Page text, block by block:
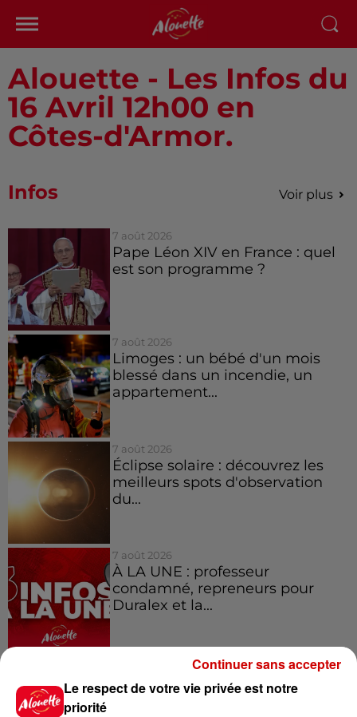
Alouette - Les Infos du
16 Avril 12h00 en
Côtes-d'Armor.
Infos Voir plus
7 août 2026
Pape Léon XIV en France : quel
est son programme ?
7 août 2026
Limoges : un bébé d'un mois
blessé dans un incendie, un
appartement...
7 août 2026
Éclipse solaire : découvrez les
meilleurs spots d'observation
du...
7 août 2026
À LA UNE : professeur
condamné, repreneurs pour
Duralex et la...
Jeux Voir plus
Le respect de votre vie privée est notre
priorité
Continuer sans accepter